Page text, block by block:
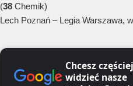
(38 Chemik)
Lech Poznań – Legia Warszawa,
Chcesz częściej
widzieć nasze